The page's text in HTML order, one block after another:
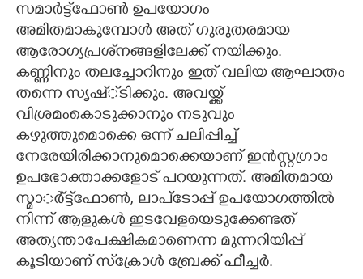
സമാര്‍ട്ട്‌ഫോണ്‍ ഉപയോഗം
അമിതമാകുമ്പോള്‍ അത് ഗുരുതരമായ
ആരോഗ്യപ്രശ്‌നങ്ങളിലേക്ക് നയിക്കും.
കണ്ണിനും തലച്ചോറിനും ഇത് വലിയ ആഘാതം
തന്നെ സൃഷ്്ടിക്കും. അവയ്ക്ക്
വിശ്രമംകൊടുക്കാനും നടുവും
കഴുത്തുമൊക്കെ ഒന്ന് ചലിപ്പിച്ച്
നേരേയിരിക്കാനുമൊക്കെയാണ് ഇന്‍സ്റ്റഗ്രാം
ഉപഭോക്താക്കളോട് പറയുന്നത്. അമിതമായ
സ്മാര്‍്ട്ട്‌ഫോണ്‍, ലാപ്‌ടോപ്പ് ഉപയോഗത്തില്‍
നിന്ന് ആളുകള്‍ ഇടവേളയെടുക്കേണ്ടത്
അത്യന്താപേക്ഷികമാണെന്ന മുന്നറിയിപ്പ്
കൂടിയാണ് സ്‌ക്രോള്‍ ബ്രേക്ക് ഫീച്ചര്‍.